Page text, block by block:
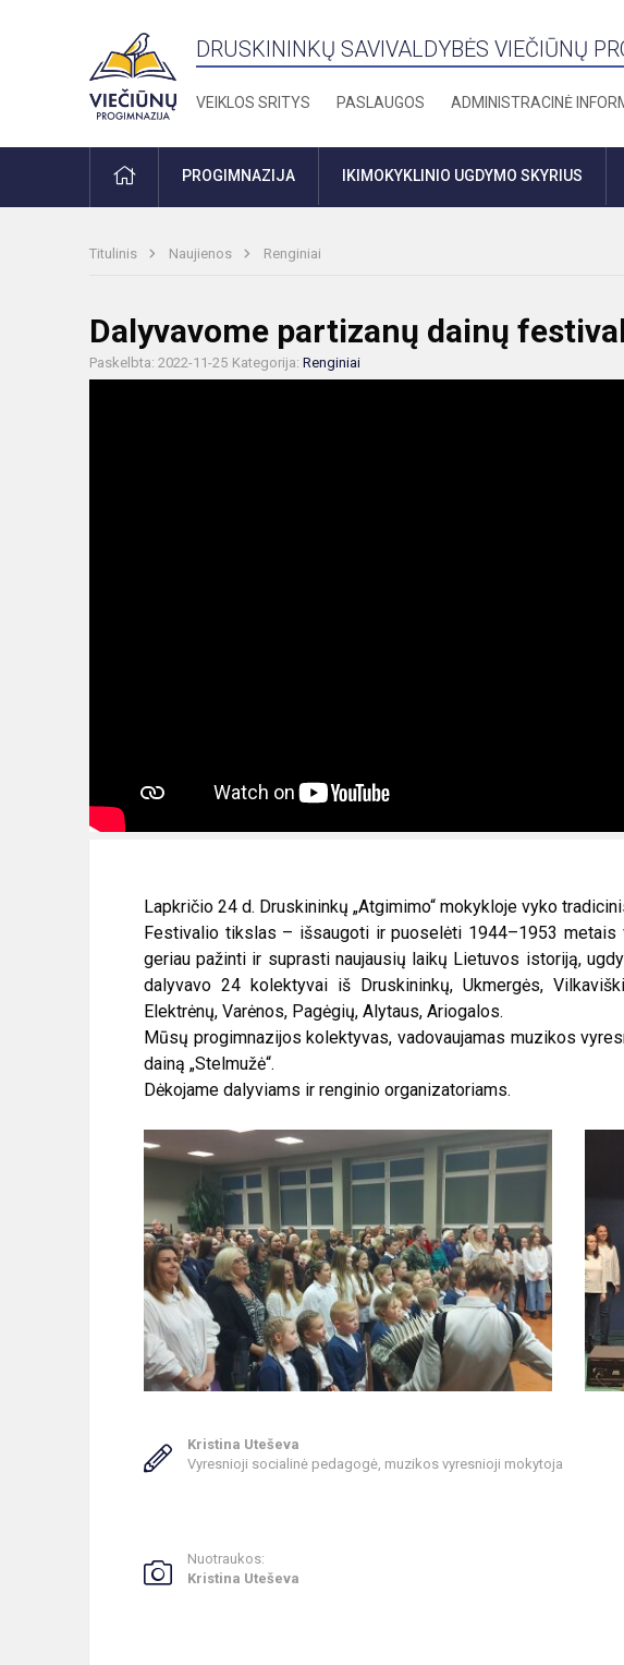
DRUSKININKŲ SAVIVALDYBĖS VIEČIŪNŲ
VEIKLOS SRITYS PASLAUGOS ADMINISTRACINĖ
PRADŽIAPROGIMNAZIJA IKIMOKYKLINIO UGDYMO SKYRIUS
Titulinis Naujienos Renginiai
Dalyvavome partizanų dainų
Paskelbta: 2022-11-25 Kategorija: Renginiai
Lapkričio 24 d. Druskininkų „Atgimimo“ mokykloje vyko
Festivalio tikslas – išsaugoti ir puoselėti 1944–1953 metais
geriau pažinti ir suprasti naujausių laikų Lietuvos istoriją,
dalyvavo 24 kolektyvai iš Druskininkų, Ukmergės,
Elektrėnų, Varėnos, Pagėgių, Alytaus, Ariogalos.
Mūsų progimnazijos kolektyvas, vadovaujamas muzikos
dainą „Stelmužė“.
Dėkojame dalyviams ir renginio organizatoriams.
Kristina Uteševa
Vyresnioji socialinė pedagogė, muzikos vyresnioji mokytoja
Nuotraukos:
Kristina Uteševa